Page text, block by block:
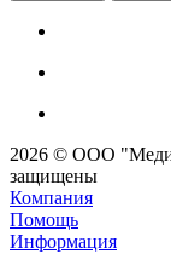
2026 © ООО
защищены
Компания
Помощь
Информация